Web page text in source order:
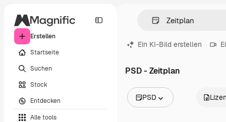
Erstellen
Startseite
Suchen
Stock
Entdecken
Alle tools
Ein KI-Bild erstellen
PSD - Zeitplan
PSD